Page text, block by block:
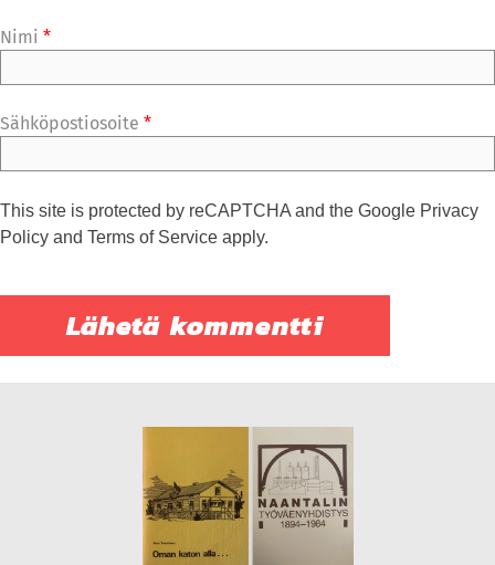
Nimi *
Sähköpostiosoite *
This site is protected by reCAPTCHA and the Google Privacy
Policy and Terms of Service apply.